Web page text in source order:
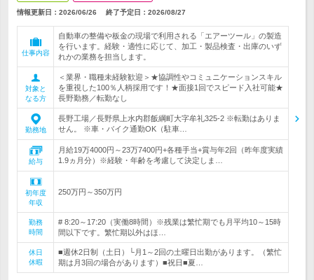
情報更新日：2026/06/26 終了予定日： 2026/08/27
仕事内容
自動車の整備や板金の現場で利用される「エアーツール」の製造
を行います。経験・適性に応じて、加工・製品検査・出庫のいず
れかの業務を担当します。
対象と
なる方
＜業界・職種未経験歓迎＞★協調性やコミュニケーションスキル
を重視した100％人柄採用です！★面接1回でスピード入社可能★
長野勤務／転勤なし
勤務地
長野工場／長野県上水内郡飯綱町大字牟礼325-2 ※転勤はありま
せん。 ※車・バイク通勤OK（駐車…
給与
月給19万4000円～23万7400円+各種手当+賞与年2回（昨年度実績
1.9ヵ月分）※経験・年齢を考慮して決定しま…
初年度
年収
250万円～350万円
勤務
時間
# 8:20～17:20（実働8時間）※残業は繁忙期でも月平均10～15時
間以下です。繁忙期以外はほ…
休日
休暇
■週休2日制（土日）└月1～2回の土曜日出勤があります。（繁忙
期は月3回の場合があります）■祝日■夏…